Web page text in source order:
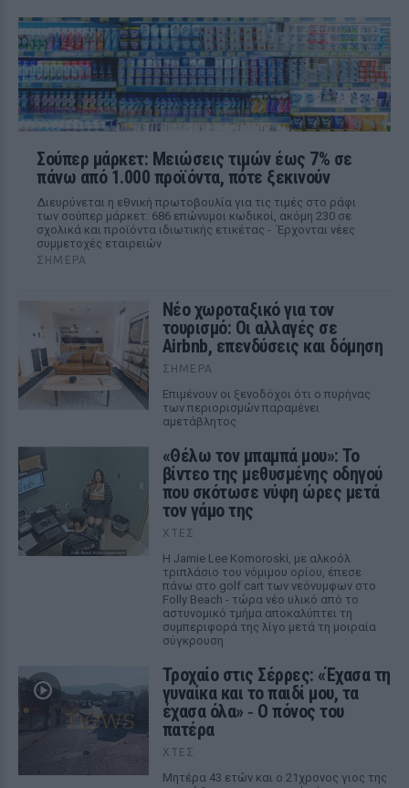
Σούπερ μάρκετ: Μειώσεις τιμών έως 7% σε
πάνω από 1.000 προϊόντα, πότε ξεκινούν
Διευρύνεται η εθνική πρωτοβουλία για τις τιμές στο ράφι
των σούπερ μάρκετ: 686 επώνυμοι κωδικοί, ακόμη 230 σε
σχολικά και προϊόντα ιδιωτικής ετικέτας - Έρχονται νέες
συμμετοχές εταιρειών
ΣΉΜΕΡΑ
Νέο χωροταξικό για τον
τουρισμό: Οι αλλαγές σε
Airbnb, επενδύσεις και δόμηση
ΣΉΜΕΡΑ
Επιμένουν οι ξενοδόχοι ότι ο πυρήνας
των περιορισμών παραμένει
αμετάβλητος
«Θέλω τον μπαμπά μου»: Το
βίντεο της μεθυσμένης οδηγού
που σκότωσε νύφη ώρες μετά
τον γάμο της
ΧΤΕΣ
Η Jamie Lee Komoroski, με αλκοόλ
τριπλάσιο του νόμιμου ορίου, έπεσε
πάνω στο golf cart των νεόνυμφων στο
Folly Beach - τώρα νέο υλικό από το
αστυνομικό τμήμα αποκαλύπτει τη
συμπεριφορά της λίγο μετά τη μοιραία
σύγκρουση
Τροχαίο στις Σέρρες: «Έχασα τη
γυναίκα και το παιδί μου, τα
έχασα όλα» ‑ Ο πόνος του
πατέρα
ΧΤΕΣ
Μητέρα 43 ετών και ο 21χρονος γιος της